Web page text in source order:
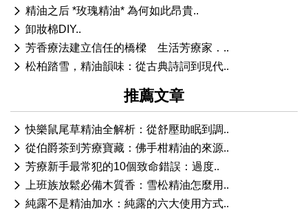
精油之后 *玫瑰精油* 為何如此昂貴..
卸妝棉DIY..
芳香療法建立信任的橋樑 生活芳療家．..
松柏踏雪，精油韻味：從古典詩詞到現代..
推薦文章
快樂鼠尾草精油全解析：從舒壓助眠到調..
從伯爵茶到芳療寶藏：佛手柑精油的來源..
芳療新手最常犯的10個致命錯誤：過度..
上班族放鬆必備木質香：雪松精油怎麼用..
純露不是精油加水：純露的六大使用方式..